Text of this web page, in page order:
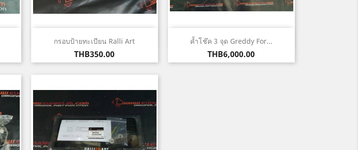
กรอบป้ายทะเบียน Ralli Art
Price
THB350.00
Quick view ค้ำโช๊ค 3 จุด Greddy For...
Price
THB6,000.00
Quick view